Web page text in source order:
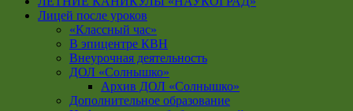
Лицей после уроков
«Классный час»
В эпицентре КВН
Внеурочная деятельность
ДОЛ «Солнышко»
Архив ДОЛ «Солнышко»
Дополнительное образование